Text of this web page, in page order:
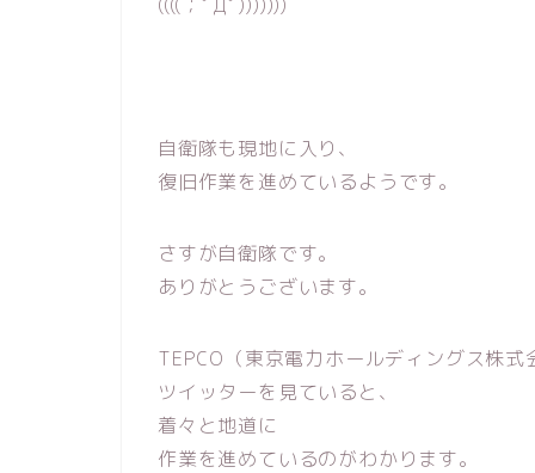
自衛隊も現地に入り、
復旧作業を進めているようです。
さすが自衛隊です。
ありがとうございます。
TEPCO（東京電力ホールディングス株式
ツイッターを見ていると、
着々と地道に
作業を進めているのがわかります。